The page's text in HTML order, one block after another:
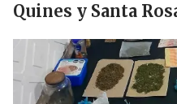
Quines y Santa